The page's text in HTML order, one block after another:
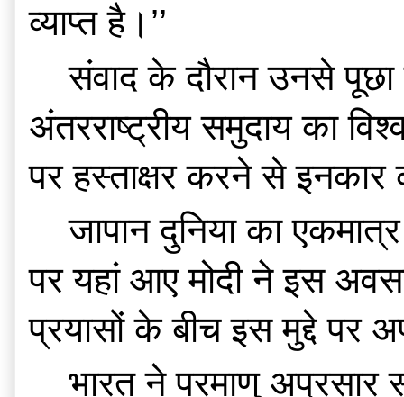
व्याप्त है।’’
अंतरराष्ट्रीय समुदाय का
पर हस्ताक्षर करने से
पर यहां आए मोदी ने इस
प्रयासों के बीच इस मुद्दे पर